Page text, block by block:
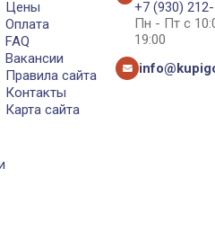
Цены
Оплата
FAQ
Вакансии
Правила сайта
Контакты
Карта сайта
+7 (930)
Пн - Пт с
19:00